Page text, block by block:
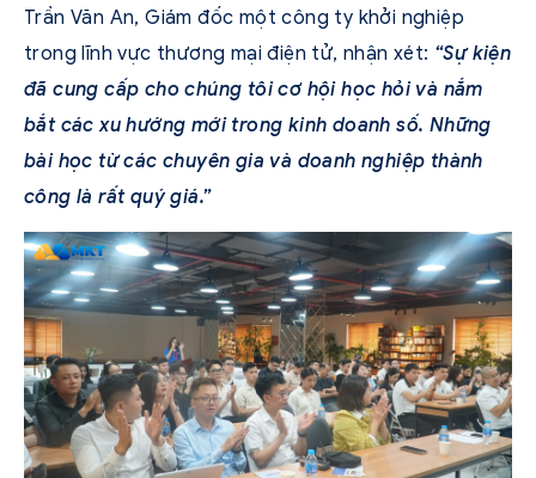
Trần Văn An, Giám đốc một công ty khởi nghiệp
trong lĩnh vực thương mại điện tử, nhận xét: “Sự kiện
đã cung cấp cho chúng tôi cơ hội học hỏi và nắm
bắt các xu hướng mới trong kinh doanh số. Những
bài học từ các chuyên gia và doanh nghiệp thành
công là rất quý giá.”